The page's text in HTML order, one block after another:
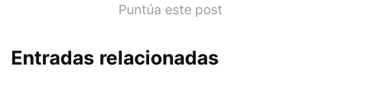
Puntúa este post
Entradas relacionadas